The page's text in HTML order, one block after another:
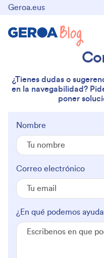
Geroa.eus
¿Tienes dudas o
en la navegabilidad?
poner
Nombre
Correo electrónico
¿En qué podemos